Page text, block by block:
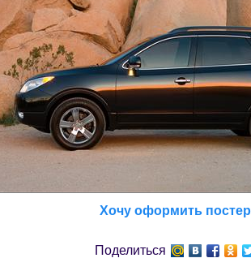
Хочу оформить постер
Поделиться